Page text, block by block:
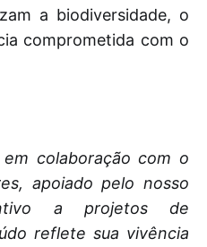
a biodiversidade, o
comprometida com o
colaboração com o
apoiado pelo nosso
a projetos de
reflete sua vivência